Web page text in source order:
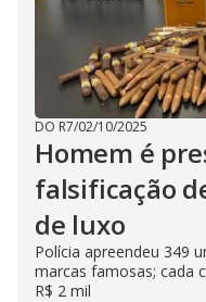
DO R7/02/10/2025
Homem é
falsificação
de luxo
Polícia apreendeu 349
marcas famosas; cada
R$ 2 mil